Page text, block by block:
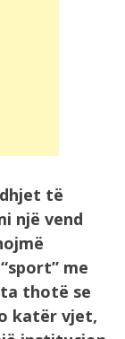
të
një vend
me
thotë se
katër vjet,